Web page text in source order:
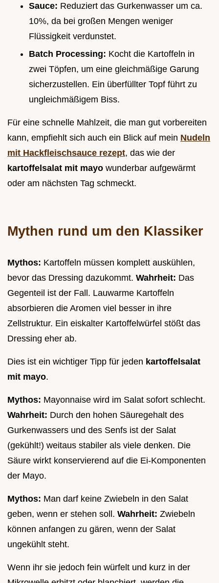
Sauce: Reduziert das Gurkenwasser um ca.
10%, da bei großen Mengen weniger
Flüssigkeit verdunstet.
Batch Processing: Kocht die Kartoffeln in
zwei Töpfen, um eine gleichmäßige Garung
sicherzustellen. Ein überfüllter Topf führt zu
ungleichmäßigem Biss.
Für eine schnelle Mahlzeit, die man gut vorbereiten
kann, empfiehlt sich auch ein Blick auf mein Nudeln
mit Hackfleischsauce rezept, das wie der
kartoffelsalat mit mayo wunderbar aufgewärmt
oder am nächsten Tag schmeckt.
Mythen rund um den Klassiker
Mythos: Kartoffeln müssen komplett auskühlen,
bevor das Dressing dazukommt. Wahrheit: Das
Gegenteil ist der Fall. Lauwarme Kartoffeln
absorbieren die Aromen viel besser in ihre
Zellstruktur. Ein eiskalter Kartoffelwürfel stößt das
Dressing eher ab.
Dies ist ein wichtiger Tipp für jeden kartoffelsalat
mit mayo.
Mythos: Mayonnaise wird im Salat sofort schlecht.
Wahrheit: Durch den hohen Säuregehalt des
Gurkenwassers und des Senfs ist der Salat
(gekühlt!) weitaus stabiler als viele denken. Die
Säure wirkt konservierend auf die Ei-Komponenten
der Mayo.
Mythos: Man darf keine Zwiebeln in den Salat
geben, wenn er stehen soll. Wahrheit: Zwiebeln
können anfangen zu gären, wenn der Salat
ungekühlt steht.
Wenn ihr sie jedoch fein würfelt und kurz in der